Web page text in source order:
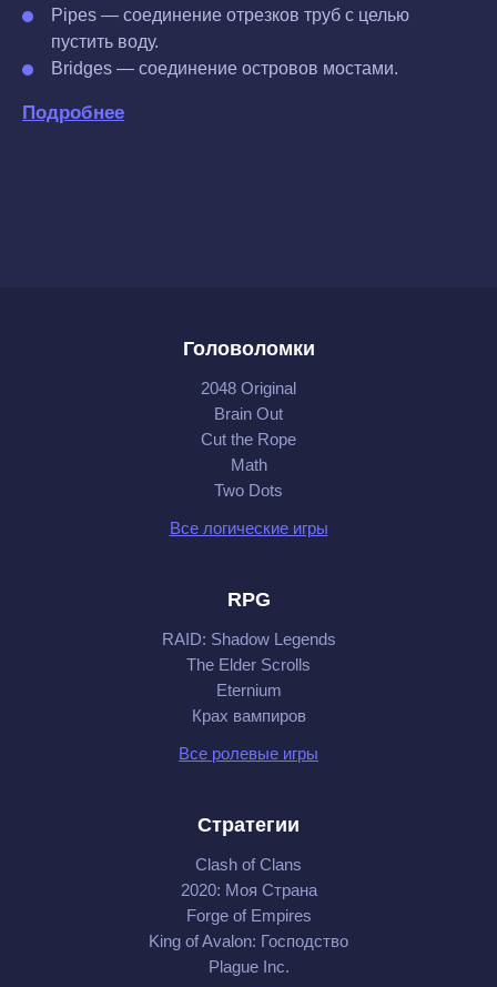
Pipes — соединение отрезков труб с целью
пустить воду.
Bridges — соединение островов мостами.
Подробнее
Головоломки
2048 Original
Brain Out
Cut the Rope
Math
Two Dots
Все логические игры
RPG
RAID: Shadow Legends
The Elder Scrolls
Eternium
Крах вампиров
Все ролевые игры
Стратегии
Clash of Clans
2020: Моя Cтрана
Forge of Empires
King of Avalon: Господство
Plague Inc.